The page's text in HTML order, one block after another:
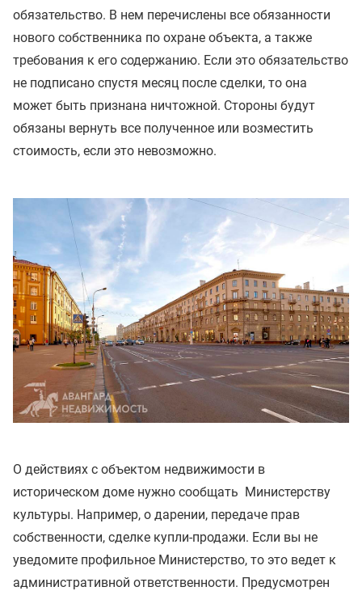
обязательство. В нем перечислены все обязанности
нового собственника по охране объекта, а также
требования к его содержанию. Если это обязательство
не подписано спустя месяц после сделки, то она
может быть признана ничтожной. Стороны будут
обязаны вернуть все полученное или возместить
стоимость, если это невозможно.
О действиях с объектом недвижимости в
историческом доме нужно сообщать Министерству
культуры. Например, о дарении, передаче прав
собственности, сделке купли-продажи. Если вы не
уведомите профильное Министерство, то это ведет к
административной ответственности. Предусмотрен